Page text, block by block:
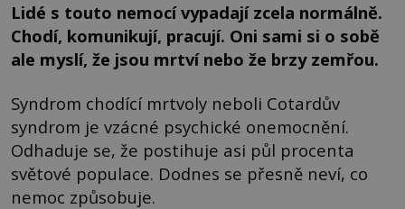
Lidé s touto nemocí vypadají zcela normálně.
Chodí, komunikují, pracují. Oni sami si o sobě
ale myslí, že jsou mrtví nebo že brzy zemřou.
Syndrom chodící mrtvoly neboli Cotardův
syndrom je vzácné psychické onemocnění.
Odhaduje se, že postihuje asi půl procenta
světové populace. Dodnes se přesně neví, co
nemoc způsobuje.